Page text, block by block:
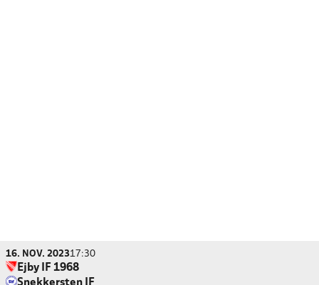
16. NOV. 202317:30
Ejby IF 1968
Snekkersten IF